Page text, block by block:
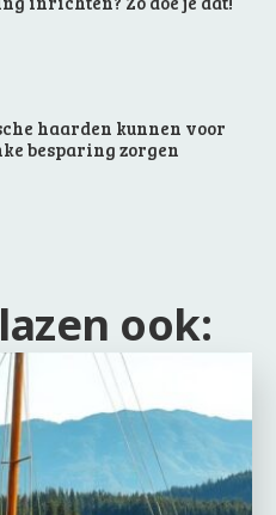
haarden kunnen voor
besparing zorgen
ook: